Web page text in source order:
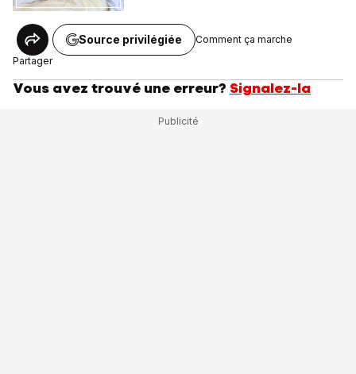
Partager
Source privilégiée Comment ça marche
Vous avez trouvé une erreur? Signalez-la